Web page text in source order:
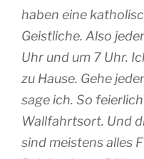
haben eine
Geistliche. Also
Uhr und um 7 Uhr.
zu Hause. Gehe
sage ich. So
Wallfahrtsort. Und
sind meistens alles